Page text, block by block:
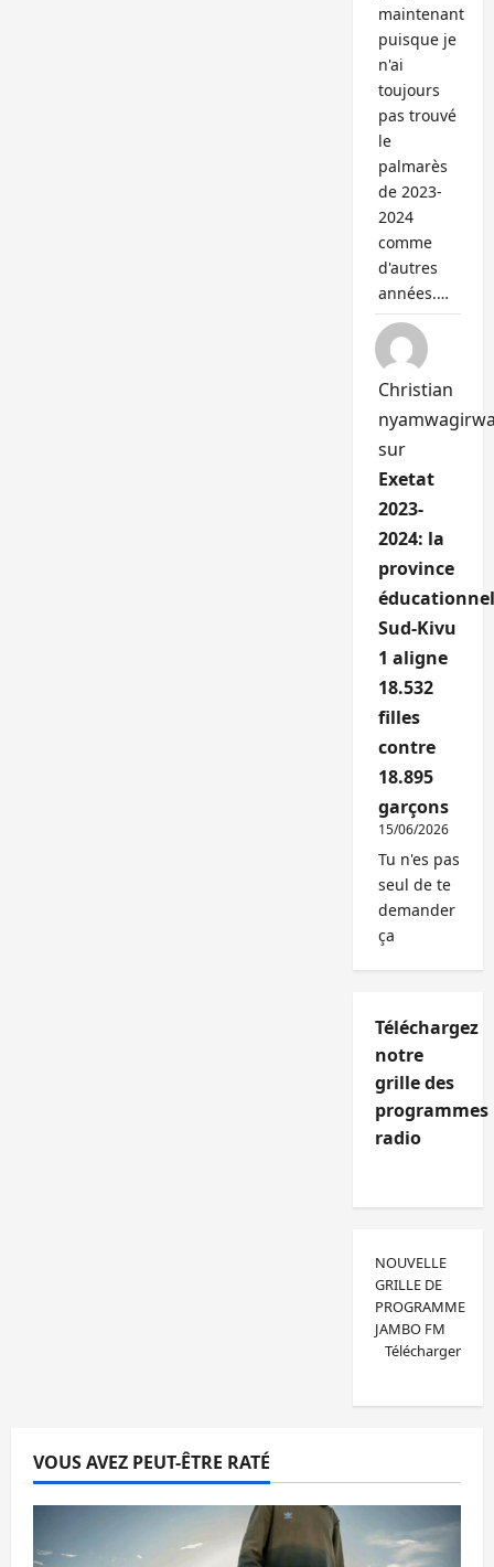
maintenant
puisque je
n'ai
toujours
pas trouvé
le
palmarès
de 2023-
2024
comme
d'autres
années.…
Christian
sur
Exetat
2023-
2024: la
province
Sud-Kivu
1 aligne
18.532
filles
contre
18.895
garçons
15/06/2026
Tu n'es pas
seul de te
demander
ça
Téléchargez
notre
grille des
programmes
radio
NOUVELLE
GRILLE DE
PROGRAMME
JAMBO FM
Télécharger
VOUS AVEZ PEUT-ÊTRE RATÉ